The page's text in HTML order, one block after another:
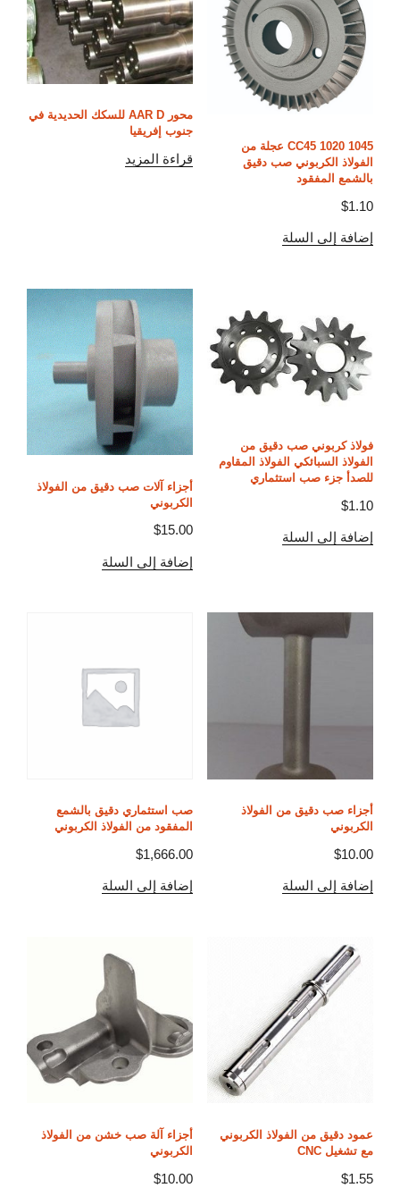
1045 1020 CC45 عجلة من
الفولاذ الكربوني صب دقيق
بالشمع المفقود
$1.10
إضافة إلى السلة
محور AAR D للسكك الحديدية في
جنوب إفريقيا
قراءة المزيد
فولاذ كربوني صب دقيق من
الفولاذ السبائكي الفولاذ المقاوم
للصدأ جزء صب استثماري
$1.10
إضافة إلى السلة
أجزاء آلات صب دقيق من الفولاذ
الكربوني
$15.00
إضافة إلى السلة
أجزاء صب دقيق من الفولاذ
الكربوني
$10.00
إضافة إلى السلة
صب استثماري دقيق بالشمع
المفقود من الفولاذ الكربوني
$1,666.00
إضافة إلى السلة
عمود دقيق من الفولاذ الكربوني
مع تشغيل CNC
$1.55
أجزاء آلة صب خشن من الفولاذ
الكربوني
$10.00